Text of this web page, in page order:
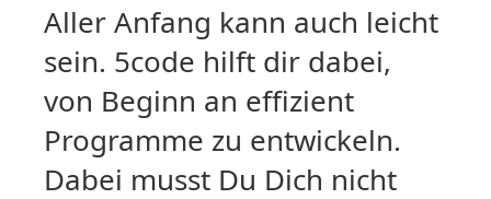
Aller Anfang kann auch leicht
sein. 5code hilft dir dabei,
von Beginn an effizient
Programme zu entwickeln.
Dabei musst Du Dich nicht